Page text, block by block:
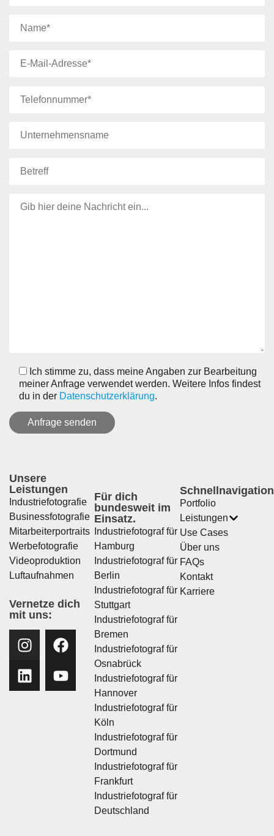
Ich stimme zu, dass meine Angaben zur Bearbeitung
meiner Anfrage verwendet werden. Weitere Infos findest
du in der Datenschutzerklärung.
Unsere
Leistungen
Industriefotografie
Businessfotografie
Mitarbeiterportraits
Werbefotografie
Videoproduktion
Luftaufnahmen
Vernetze dich
mit uns:
Für dich
bundesweit im
Einsatz.
Industriefotograf für
Hamburg
Industriefotograf für
Berlin
Industriefotograf für
Stuttgart
Industriefotograf für
Bremen
Industriefotograf für
Osnabrück
Industriefotograf für
Hannover
Industriefotograf für
Köln
Industriefotograf für
Dortmund
Industriefotograf für
Frankfurt
Industriefotograf für
Deutschland
Schnellnavigation
Portfolio
Leistungen
Use Cases
Über uns
FAQs
Kontakt
Karriere